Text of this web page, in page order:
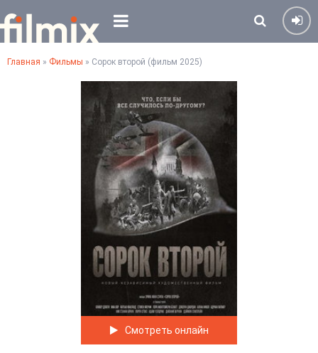
Главная » Фильмы » Сорок второй (фильм 2025)
Смотреть онлайн